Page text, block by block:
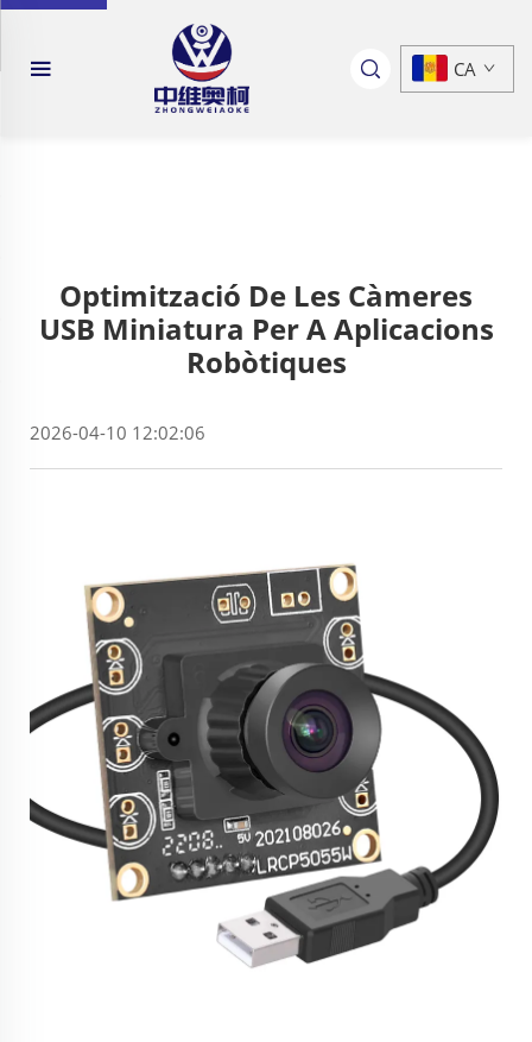
CA
Optimització De Les Càmeres
USB Miniatura Per A Aplicacions
Robòtiques
2026-04-10 12:02:06